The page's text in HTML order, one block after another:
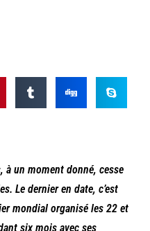
à un moment donné, cesse
Le dernier en date, c’est
mondial organisé les 22 et
six mois avec ses